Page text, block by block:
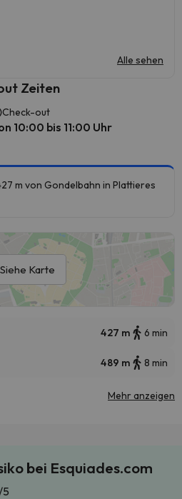
Alle sehen
Zeiten
Check-out
10:00 bis 11:00 Uhr
m von Gondelbahn in Plattieres
Siehe Karte
427 m 6 min
489 m 8 min
Mehr anzeigen
bei Esquiades.com
5